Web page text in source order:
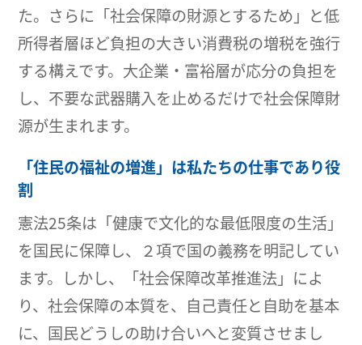
た。さらに「社会保障の財源とするため」と低
所得者層ほど負担の大きい消費税の増税を強行
する構えです。大企業・富裕層が応分の負担を
し、不要な武器購入を止めるだけで社会保障財
源が生まれます。
「住民の福祉の増進」は私たちの仕事であり役
割
憲法25条は「健康で文化的な最低限度の生活」
を国民に保障し、２項で国の義務を明記してい
ます。しかし、「社会保障改革推進法」によ
り、社会保障の本質を、自己責任と自助を基本
に、国民どうしの助け合いへと変質させまし